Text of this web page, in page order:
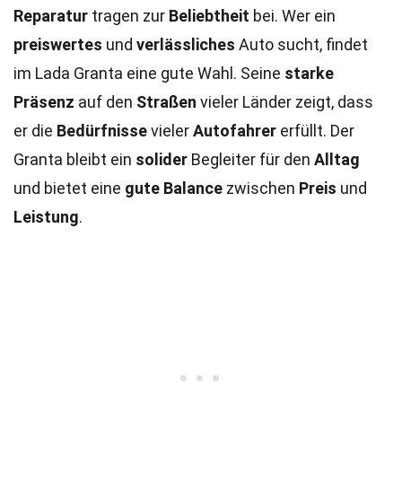
Reparatur tragen zur Beliebtheit bei. Wer ein
preiswertes und verlässliches Auto sucht, findet
im Lada Granta eine gute Wahl. Seine starke
Präsenz auf den Straßen vieler Länder zeigt, dass
er die BedürfnissevielerAutofahrer erfüllt. Der
Granta bleibt ein solider Begleiter für den Alltag
und bietet eine gute Balance zwischen Preis und
Leistung.